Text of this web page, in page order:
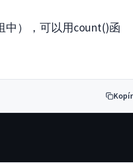
中），可以用count()函